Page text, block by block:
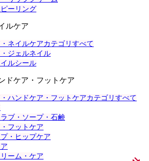
ーリング
ルケア
ネイルケアカテゴリすべて
ジェルネイル
ルシール
ドケア・フットケア
ハンドケア・フットケアカテゴリすべて
ブ・ソープ・石鹸
フットケア
・ヒップケア
ーム・ケア